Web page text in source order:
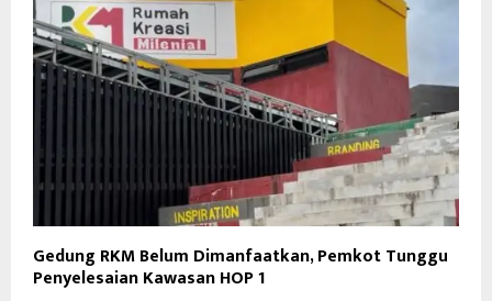
Gedung RKM Belum Dimanfaatkan, Pemkot Tunggu
Penyelesaian Kawasan HOP 1